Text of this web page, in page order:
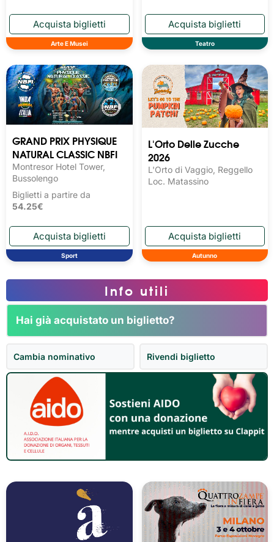
Arte E Musei Teatro
GRAND PRIX PHYSIQUE
NATURAL CLASSIC NBFI
Montresor Hotel Tower,
Bussolengo
Biglietti a partire da
54.25€
Sport
L'Orto Delle Zucche
2026
L'Orto di Vaggio, Reggello
Loc. Matassino
Autunno
Info utili
Hai già acquistato un biglietto?
Cambia nominativo Rivendi biglietto